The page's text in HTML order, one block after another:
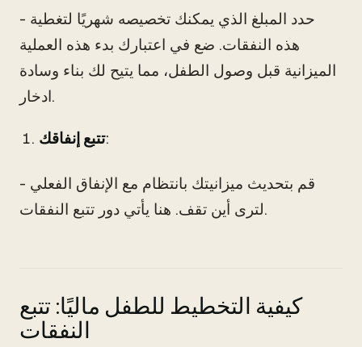
- حدد المبلغ الذي يمكنك تخصيصه شهريًا لتغطية
هذه النفقات. ضع في اعتبارك بدء هذه العملية
الميزانية قبل وصول الطفل، مما يتيح لك بناء وسادة
ادخار.
تتبع إنفاقك:
- قم بتحديث ميزانيتك بانتظام مع الإنفاق الفعلي
لترى أين تقف. هنا يأتي دور تتبع النفقات.
كيفية التخطيط للطفل ماليًا: تتبع
النفقات